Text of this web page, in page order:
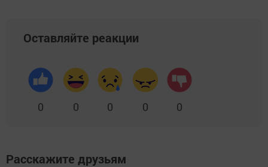
Оставляйте реакции
0 0 0 0 0
Расскажите друзьям